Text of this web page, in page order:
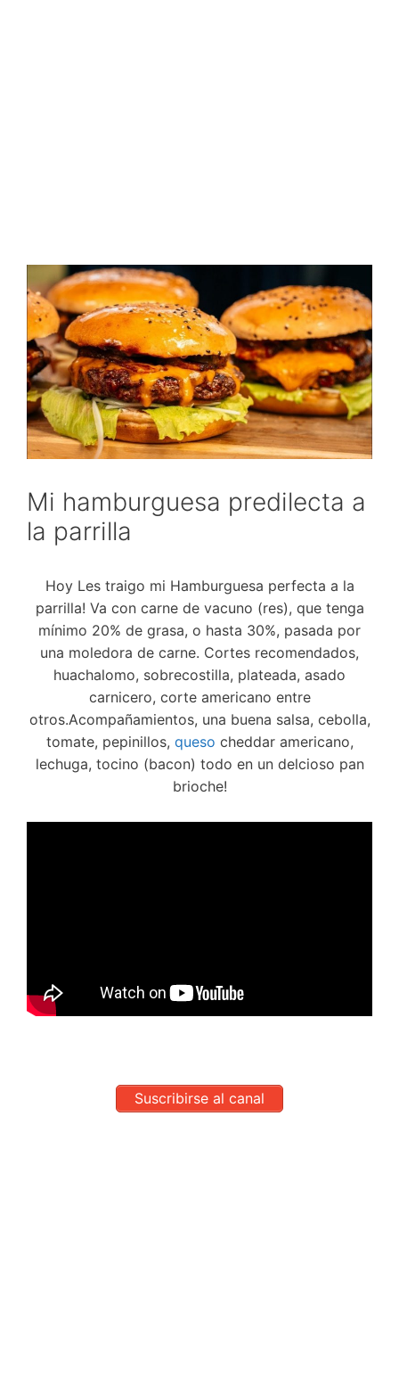
Mi hamburguesa predilecta a
la parrilla
Hoy Les traigo mi Hamburguesa perfecta a la
parrilla! Va con carne de vacuno (res), que tenga
mínimo 20% de grasa, o hasta 30%, pasada por
una moledora de carne. Cortes recomendados,
huachalomo, sobrecostilla, plateada, asado
carnicero, corte americano entre
otros.Acompañamientos, una buena salsa, cebolla,
tomate, pepinillos, queso cheddar americano,
lechuga, tocino (bacon) todo en un delcioso pan
brioche!
Suscribirse al canal